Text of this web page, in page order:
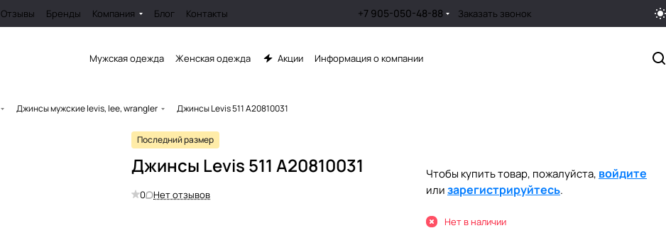
Отзывы Бренды Компания Блог Контакты +7 905-050-48-88 Заказать звонок
Мужская одежда Женская одежда Акции Информация о компании
Джинсы мужские levis, lee, wrangler Джинсы Levis 511 A20810031
Последний размер
Джинсы Levis 511 A20810031
0 Нет отзывов
Чтобы купить товар, пожалуйста, войдите
илизарегистрируйтесь.
Нет в наличии